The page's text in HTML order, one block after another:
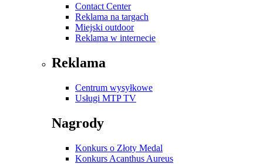
Contact Center
Reklama na targach
Miejski outdoor
Reklama w internecie
Reklama
Centrum wysyłkowe
Usługi MTP TV
Nagrody
Konkurs o Złoty Medal
Konkurs Acanthus Aureus